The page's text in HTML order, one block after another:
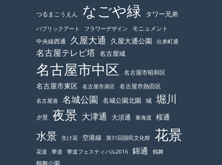
つるまこうえん なごや緑 タワー兄弟
パブリックアート フラワーデザイン
モニュメント
中央線西通
久屋大通 久屋大通公園 出来町通
名古屋テレビ塔 名古屋城
名古屋市中区 名古屋市昭和区
名古屋市東区 名古屋市港区 名古屋市熱田区
名古屋港 名城公園 名城公園北園 城 堀川
夕景 夜景 大津通 大須通 東海道 桜通
水景 生け花 空港線 第31回国民文化祭 花景
花道 華道 華道フェスティバル2016 錦通 鶴舞
鶴舞公園